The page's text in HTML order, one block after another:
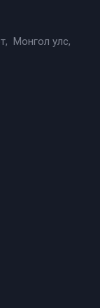
Монгол улс,